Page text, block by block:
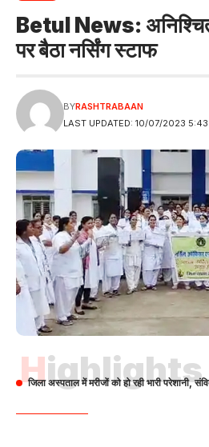
Betul News:
पर बैठा नर्सिंग स्टाफ
LAST UPDATED: 10/07/2023 5:43
BYRASHTRABAAN
Highlights
जिला अस्पताल में मरीजों को हो रही भारी परेशानी,